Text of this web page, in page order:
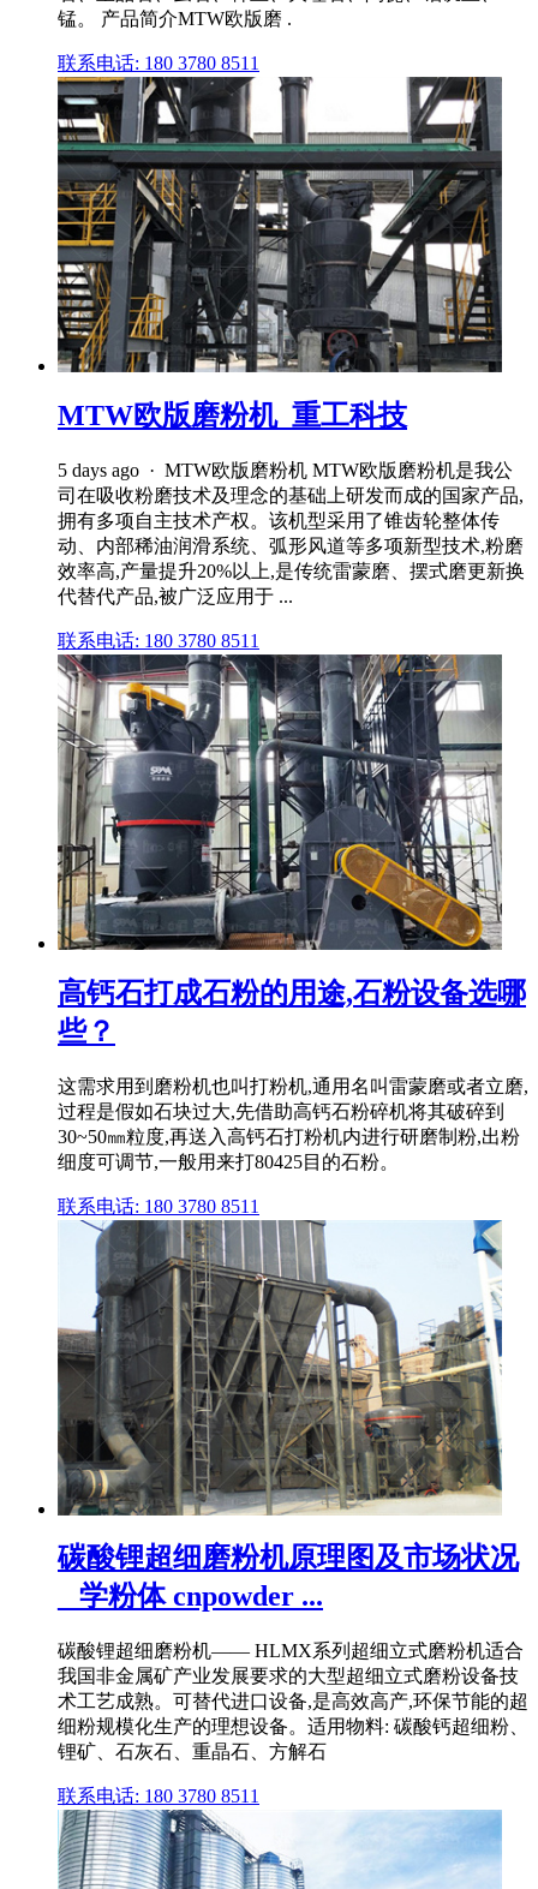
锰。 产品简介MTW欧版磨 .
联系电话: 180 3780 8511
MTW欧版磨粉机_重工科技
5 days ago · MTW欧版磨粉机 MTW欧版磨粉机是我公
司在吸收粉磨技术及理念的基础上研发而成的国家产品,
拥有多项自主技术产权。该机型采用了锥齿轮整体传
动、内部稀油润滑系统、弧形风道等多项新型技术,粉磨
效率高,产量提升20%以上,是传统雷蒙磨、摆式磨更新换
代替代产品,被广泛应用于 ...
联系电话: 180 3780 8511
高钙石打成石粉的用途,石粉设备选哪
些？
这需求用到磨粉机也叫打粉机,通用名叫雷蒙磨或者立磨,
过程是假如石块过大,先借助高钙石粉碎机将其破碎到
30~50㎜粒度,再送入高钙石打粉机内进行研磨制粉,出粉
细度可调节,一般用来打80425目的石粉。
联系电话: 180 3780 8511
碳酸锂超细磨粉机原理图及市场状况
_ 学粉体 cnpowder ...
碳酸锂超细磨粉机—— HLMX系列超细立式磨粉机适合
我国非金属矿产业发展要求的大型超细立式磨粉设备技
术工艺成熟。可替代进口设备,是高效高产,环保节能的超
细粉规模化生产的理想设备。适用物料: 碳酸钙超细粉、
锂矿、石灰石、重晶石、方解石
联系电话: 180 3780 8511